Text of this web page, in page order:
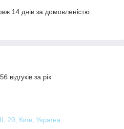
14 днів за домовленістю
відгуків за рік
20, Київ, Україна